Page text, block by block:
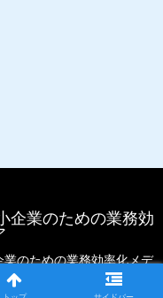
企業のための業務効
のための業務効率化メデ